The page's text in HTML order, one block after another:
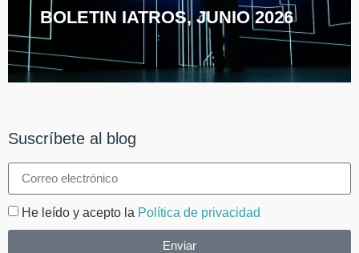
BOLETIN IATROS, JUNIO 2026
Suscríbete al blog
He leído y acepto la Política de privacidad
Enviar